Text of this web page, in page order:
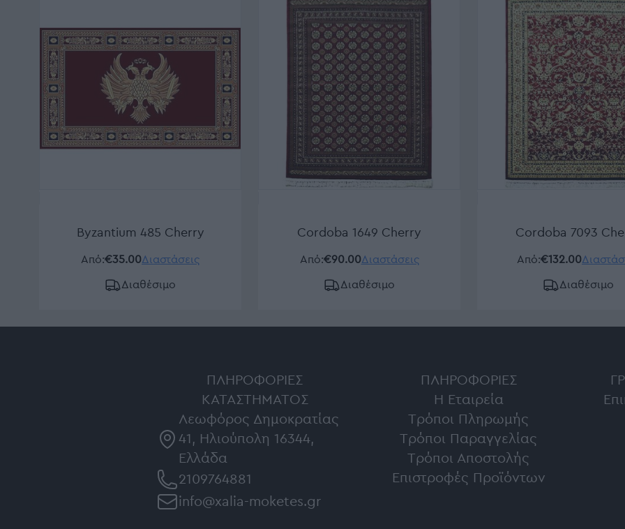
Byzantium 485 Cherry
Από:€35.00Διαστάσεις
Διαθέσιμο
Cordoba 1649 Cherry
Από:€90.00Διαστάσεις
Διαθέσιμο
Cordoba 7093
Από:€132.00
Διαθέσιμο
ΠΛΗΡΟΦΟΡΊΕΣ
ΚΑΤΑΣΤΉΜΑΤΟΣ
Λεωφόρος Δημοκρατίας
41, Ηλιούπολη 16344,
Ελλάδα
2109764881
info@xalia-moketes.gr
ΠΛΗΡΟΦΟΡΊΕΣ
Η Εταιρεία
Τρόποι Πληρωμής
Τρόποι Παραγγελίας
Τρόποι Αποστολής
Επιστροφές Προϊόντων